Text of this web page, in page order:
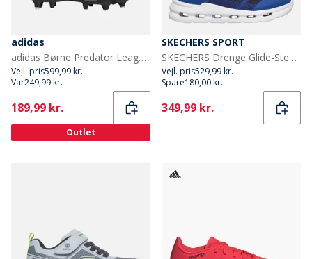
adidas
adidas Børne Predator League Tunge SG Blød Bund Fodboldstøvler Core Black/Grey Four/Lucid Red
Vejl. pris599,99 kr.
Var249,99 kr.
Current
189,99 kr.
Outlet
SKECHERS SPORT
SKECHERS Drenge Glide-Step Lys Sneakers Blå
Vejl. pris529,99 kr.
Spare180,00 kr.
Current
349,99 kr.